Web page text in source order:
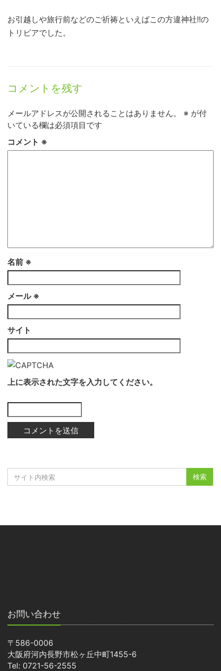
お引越しや旅行前などのご祈祷といえばこの方違神社!!の
トリビアでした。
コメントを残す
メールアドレスが公開されることはありません。 ※ が付
いている欄は必須項目です
コメント ※
名前 ※
メール ※
サイト
上に表示された文字を入力してください。
お問い合わせ
〒586-0006
大阪府河内長野市松ヶ丘中町1455-6
Tel: 0721-56-2555